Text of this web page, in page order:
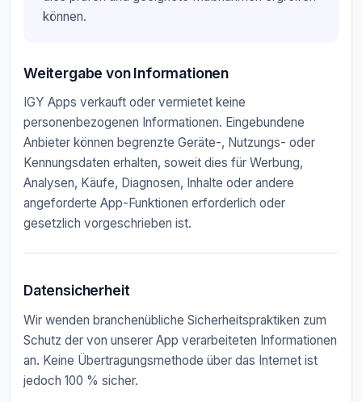
können.
Weitergabe von Informationen
IGY Apps verkauft oder vermietet keine
personenbezogenen Informationen. Eingebundene
Anbieter können begrenzte Geräte-, Nutzungs- oder
Kennungsdaten erhalten, soweit dies für Werbung,
Analysen, Käufe, Diagnosen, Inhalte oder andere
angeforderte App-Funktionen erforderlich oder
gesetzlich vorgeschrieben ist.
Datensicherheit
Wir wenden branchenübliche Sicherheitspraktiken zum
Schutz der von unserer App verarbeiteten Informationen
an. Keine Übertragungsmethode über das Internet ist
jedoch 100 % sicher.